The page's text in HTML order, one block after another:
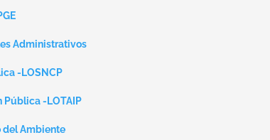
Administrativos
-LOSNCP
Pública -LOTAIP
del Ambiente